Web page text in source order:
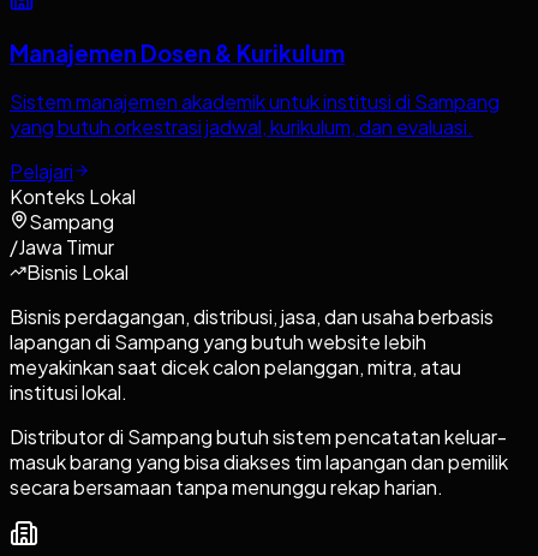
Manajemen Dosen & Kurikulum
Sistem manajemen akademik untuk institusi di Sampang
yang butuh orkestrasi jadwal, kurikulum, dan evaluasi.
Pelajari
Konteks Lokal
Sampang
/Jawa Timur
Bisnis Lokal
Bisnis perdagangan, distribusi, jasa, dan usaha berbasis
lapangan di Sampang yang butuh website lebih
meyakinkan saat dicek calon pelanggan, mitra, atau
institusi lokal.
Distributor di Sampang butuh sistem pencatatan keluar-
masuk barang yang bisa diakses tim lapangan dan pemilik
secara bersamaan tanpa menunggu rekap harian.